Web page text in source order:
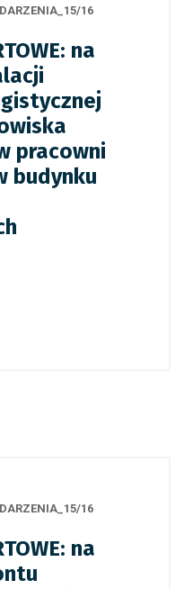
16
na
pracowni
budynku
16
na